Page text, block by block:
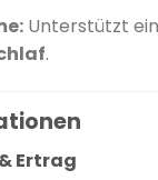
Unterstützt
.
Ertrag